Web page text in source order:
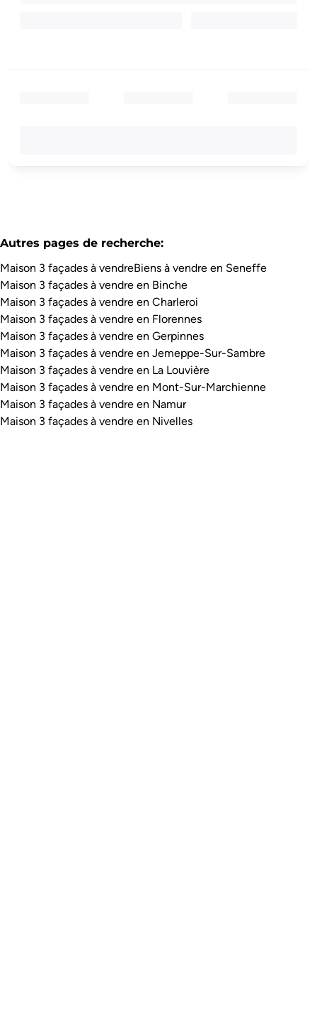
Autres pages de recherche:
Maison 3 façades à vendreBiens à vendre en Seneffe
Maison 3 façades à vendre en Binche
Maison 3 façades à vendre en Charleroi
Maison 3 façades à vendre en Florennes
Maison 3 façades à vendre en Gerpinnes
Maison 3 façades à vendre en Jemeppe-Sur-Sambre
Maison 3 façades à vendre en La Louvière
Maison 3 façades à vendre en Mont-Sur-Marchienne
Maison 3 façades à vendre en Namur
Maison 3 façades à vendre en Nivelles